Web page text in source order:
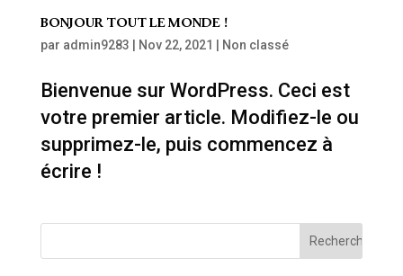
Bonjour tout le monde !
par admin9283 Nov 22, 2021 Non classé
Bienvenue sur WordPress. Ceci est
votre premier article. Modifiez-le ou
supprimez-le, puis commencez à
écrire !